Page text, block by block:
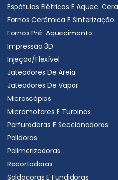
Espátulas Elétricas E Aquec. Cera
Fornos Cerâmica E Sinterização
Fornos Pré-Aquecimento
Impressão 3D
Injeção/Flexível
Jateadores De Areia
Jateadores De Vapor
Microscópios
Micromotores E Turbinas
Perfuradoras E Seccionadoras
Polidoras
Polimerizadoras
Recortadoras
Soldadoras E Fundidoras